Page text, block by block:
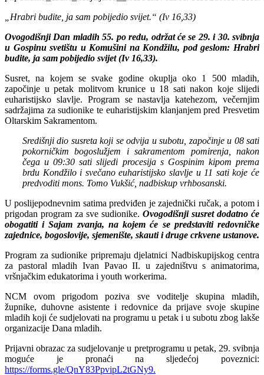
„Hrabri budite, ja sam pobijedio svijet.“ (Iv 16,33)
Ovogodišnji Dan mladih 55. po redu, održat će se 29. i 30. svibnja
u Gospinu svetištu u Komušini na Kondžilu, pod geslom: Hrabri
budite, ja sam pobijedio svijet (Iv 16,33).
Susret, na kojem se svake godine okuplja oko 1 500 mladih,
započinje u petak molitvom krunice u 18 sati nakon koje slijedi
euharistijsko slavlje. Program se nastavlja katehezom, večernjim
sadržajima za sudionike te euharistijskim klanjanjem pred Presvetim
Oltarskim Sakramentom.
Središnji dio susreta koji se odvija u subotu, započinje u 08 sati
pokorničkim bogoslužjem i sakramentom pomirenja, nakon
čega u 09:30 sati slijedi procesija s Gospinim kipom prema
brdu Kondžilo i svečano euharistijsko slavlje u 11 sati koje će
predvoditi mons. Tomo Vukšić, nadbiskup vrhbosanski.
U poslijepodnevnim satima predviđen je zajednički ručak, a potom i
prigodan program za sve sudionike. Ovogodišnji susret dodatno će
obogatiti i Sajam zvanja, na kojem će se predstaviti redovničke
zajednice, bogoslovije, sjemenište, skauti i druge crkvene ustanove.
Program za sudionike pripremaju djelatnici Nadbiskupijskog centra
za pastoral mladih Ivan Pavao II. u zajedništvu s animatorima,
vršnjačkim edukatorima i youth workerima.
NCM ovom prigodom poziva sve voditelje skupina mladih,
župnike, duhovne asistente i redovnice da prijave svoje skupine
mladih koji će sudjelovati na programu u petak i u subotu zbog lakše
organizacije Dana mladih.
Prijavni obrazac za sudjelovanje u pretprogramu u petak, 29. svibnja
moguće je pronaći na sljedećoj poveznici:
https://forms.gle/QnY83PpvipL2tGNy9.